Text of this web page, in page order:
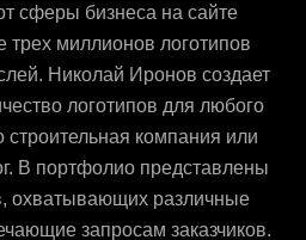
сферы бизнеса на сайте
трех миллионов логотипов
Николай Иронов создает
логотипов для любого
строительная компания или
В портфолио представлены
охватывающих различные
запросам заказчиков.